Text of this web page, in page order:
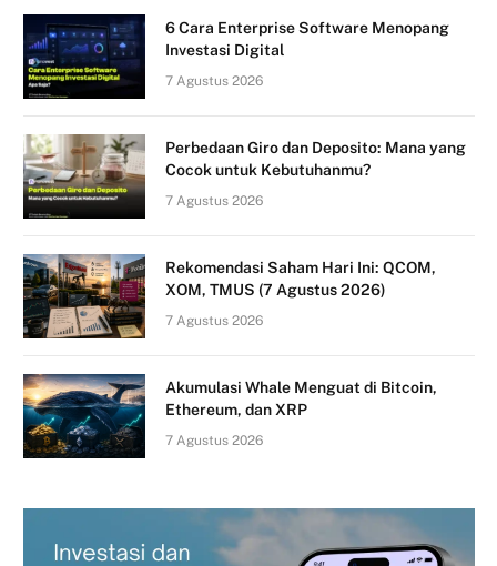
6 Cara Enterprise Software Menopang
Investasi Digital
7 Agustus 2026
Perbedaan Giro dan Deposito: Mana yang
Cocok untuk Kebutuhanmu?
7 Agustus 2026
Rekomendasi Saham Hari Ini: QCOM,
XOM, TMUS (7 Agustus 2026)
7 Agustus 2026
Akumulasi Whale Menguat di Bitcoin,
Ethereum, dan XRP
7 Agustus 2026